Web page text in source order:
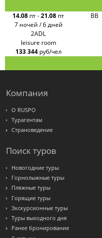
14.08 пт-21.08 пт
7 ночей / 6 дней
BB
2ADL
leisure room
133 344 руб/чел
Компания
О RUSPO
Турагентам
Страноведение
Поиск туров
Новогодние туры
Горнолыжные туры
Пляжные туры
Горящие туры
Экскурсионные туры
Туры выходного дня
Ранее бронирование